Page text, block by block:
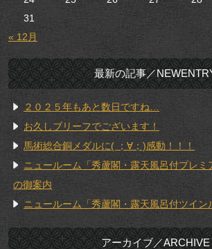
31
« 12月
最新の記事／
２０２５年もあと数日ですね…
お久しブリーフでございます！
馬術総合銅メダルに( ；∀；)感動！！！
ニュールーム「秀蘆閣・露天風呂付プレミ
の御案内
ニュールーム「秀蘆閣・露天風呂付ツイン
アーカイブ／ARCHIVE